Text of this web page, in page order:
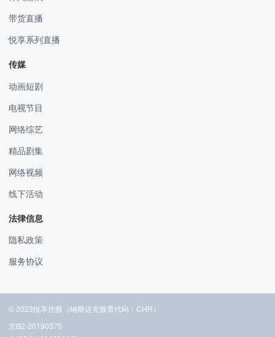
带货直播
悦享系列直播
传媒
动画短剧
电视节目
网络综艺
精品剧集
网络视频
线下活动
法律信息
隐私政策
服务协议
© 2023悦享控股（纳斯达克股票代码：CHR）
京B2-20190375